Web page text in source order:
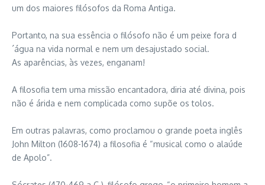
um dos maiores filósofos da Roma Antiga.
Portanto, na sua essência o filósofo não é um peixe fora d
´água na vida normal e nem um desajustado social.
As aparências, às vezes, enganam!
A filosofia tem uma missão encantadora, diria até divina, pois
não é árida e nem complicada como supõe os tolos.
Em outras palavras, como proclamou o grande poeta inglês
John Milton (1608-1674) a filosofia é “musical como o alaúde
de Apolo”.